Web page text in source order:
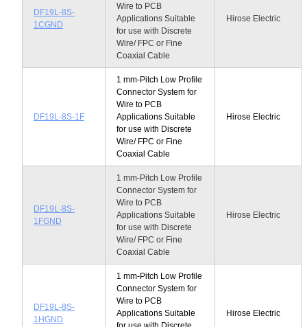
DF19L-8S-
1CGND
Wire to PCB
Applications Suitable
for use with Discrete
Wire/ FPC or Fine
Coaxial Cable
Hirose Electric
DF19L-8S-1F
1 mm-Pitch Low Profile
Connector System for
Wire to PCB
Applications Suitable
for use with Discrete
Wire/ FPC or Fine
Coaxial Cable
Hirose Electric
DF19L-8S-
1FGND
1 mm-Pitch Low Profile
Connector System for
Wire to PCB
Applications Suitable
for use with Discrete
Wire/ FPC or Fine
Coaxial Cable
Hirose Electric
DF19L-8S-
1HGND
1 mm-Pitch Low Profile
Connector System for
Wire to PCB
Applications Suitable
Hirose Electric